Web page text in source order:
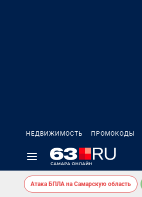
НЕДВИЖИМОСТЬ ПРОМОКОДЫ
Атака БПЛА на Самарскую область